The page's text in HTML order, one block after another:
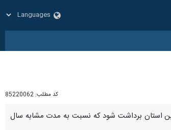
کد مطلب: 85220062
جهاد کشاورزی خراسان جنوبی گفت: پیش‌بینی می‌شود امسال ۱۰ هزار و ۵۰۰ تن پسته در این استان برداشت شود که نسبت به مدت مشابه سال